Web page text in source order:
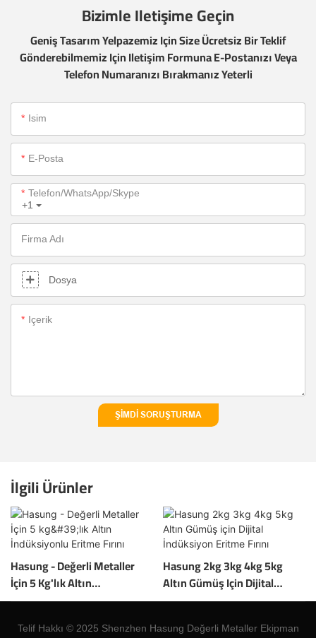
Bizimle Iletişime Geçin
Geniş Tasarım Yelpazemiz Için Size Ücretsiz Bir Teklif
Gönderebilmemiz Için Iletişim Formuna E-Postanızı Veya
Telefon Numaranızı Bırakmanız Yeterli
Isim
E-Posta
+1
Telefon/WhatsApp/Skype
Firma Adı
Dosya
Içerik
ŞIMDI SORUŞTURMA
İlgili Ürünler
Hasung - Değerli Metaller
İçin 5 Kg'lık Altın
İndüksiyonlu Eritme Fırını
Hasung 2kg 3kg 4kg 5kg
Altın Gümüş Için Dijital
İndüksiyon Eritme Fırını
Telif Hakkı © 2025 Shenzhen Hasung Değerli Metaller Ekipman